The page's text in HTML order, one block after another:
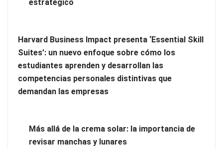
Zoomex mejora su Strategy Center con herramientas
avanzadas para trading estratégico
Harvard Business Impact presenta ‘Essential Skill Suites’: un
nuevo enfoque sobre cómo los estudiantes aprenden y
estratégico
Harvard Business Impact presenta ‘Essential Skill
Suites’: un nuevo enfoque sobre cómo los
estudiantes aprenden y desarrollan las
competencias personales distintivas que
demandan las empresas
Más allá de la crema solar: la importancia de
revisar manchas y lunares